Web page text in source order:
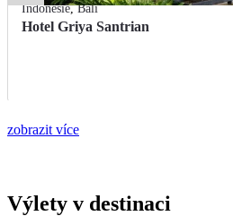
Indonésie,Bali
Hotel Griya Santrian
zobrazit více
Výlety v destinaci